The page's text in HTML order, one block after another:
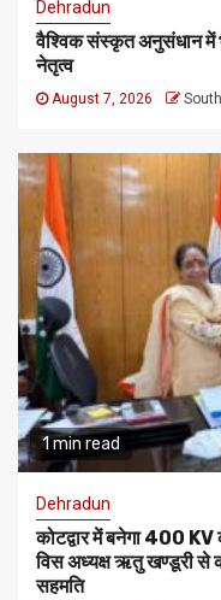
Dehradun
वैश्विक संस्कृत अनुसंधान में
नेतृत्व
August 7, 2026
1 min read
Dehradun
कोटद्वार में बनेगा 400 KV
विस अध्यक्ष ऋतु खण्डूरी से
सहमति